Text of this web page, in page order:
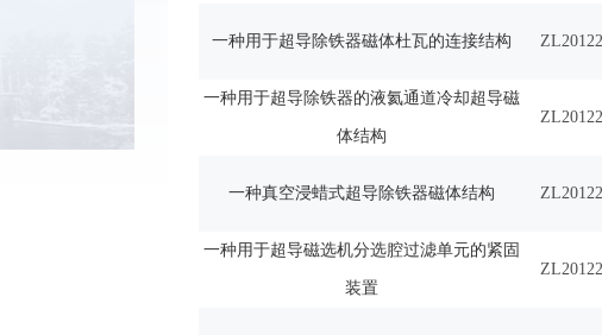
一种用于超导除铁器磁体杜瓦的连接结构
一种用于超导除铁器的液氦通道冷却超导磁
体结构
一种真空浸蜡式超导除铁器磁体结构
一种用于超导磁选机分选腔过滤单元的紧固
装置